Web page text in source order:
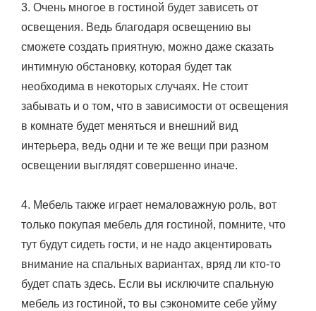
3. Очень многое в гостиной будет зависеть от
освещения. Ведь благодаря освещению вы
сможете создать приятную, можно даже сказать
интимную обстановку, которая будет так
необходима в некоторых случаях. Не стоит
забывать и о том, что в зависимости от освещения
в комнате будет меняться и внешний вид
интерьера, ведь одни и те же вещи при разном
освещении выглядят совершенно иначе.
4. Мебель также играет немаловажную роль, вот
только покупая мебель для гостиной, помните, что
тут будут сидеть гости, и не надо акцентировать
внимание на спальных вариантах, вряд ли кто-то
будет спать здесь. Если вы исключите спальную
мебель из гостиной, то вы сэкономите себе уйму